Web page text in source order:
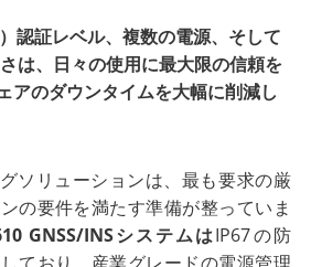
認証レベル、複数の電源、そして
は、日々の使用に最大限の信頼を
アのダウンタイムを大幅に削減し
ソリューションは、最も要求の厳
の要件を満たす準備が整っていま
GNSS/INSシステムはIP67の防